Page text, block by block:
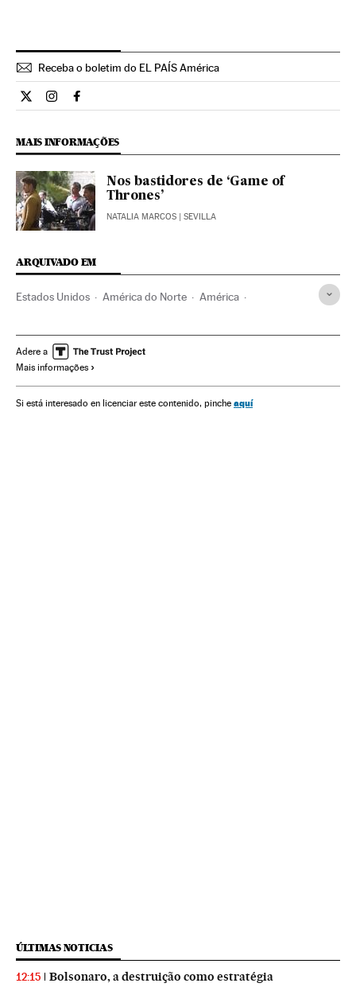
Receba o boletim do EL PAÍS América
Cultura El País Brasil en Twitter
Cultura El País Brasil en Instagram
Cultura El País Brasil en Facebook
MAIS INFORMAÇÕES
Nos bastidores de ‘Game of
Thrones’
NATALIA MARCOS | SEVILLA
ARQUIVADO EM
Estados Unidos América do Norte América
HBO Gêneros séries Séries tv
Programação
Comunicação
Adere a
Mais informações
Si está interesado en licenciar este contenido, pinche aquí
ÚLTIMAS NOTICIAS
12:15 Bolsonaro, a destruição como estratégia